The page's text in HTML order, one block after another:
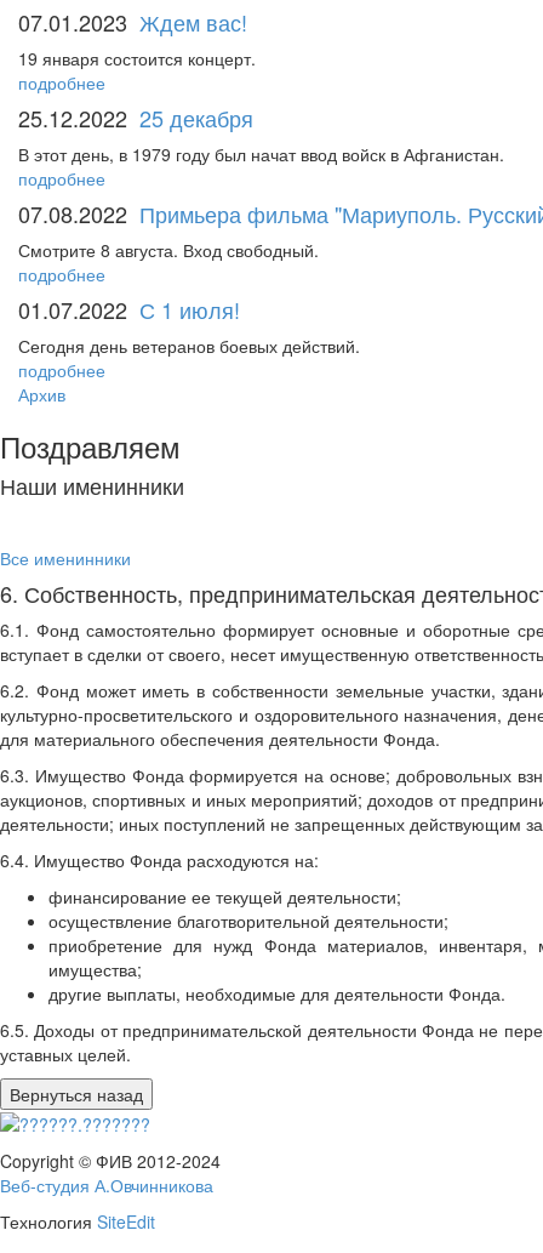
07.01.2023 Ждем вас!
19 января состоится концерт.
подробнее
25.12.2022 25 декабря
В этот день, в 1979 году был начат ввод войск в Афганистан.
подробнее
07.08.2022 Примьера фильма "Мариуполь.
Смотрите 8 августа. Вход свободный.
подробнее
01.07.2022 С 1 июля!
Сегодня день ветеранов боевых действий.
подробнее
Архив
Поздравляем
Наши именинники
Все именинники
6. Собственность, предпринимательская
6.1. Фонд самостоятельно формирует основные и оборотные
вступает в сделки от своего, несет имущественную
6.2. Фонд может иметь в собственности земельные участки,
культурно-просветительского и оздоровительного назначения,
для материального обеспечения деятельности Фонда.
6.3. Имущество Фонда формируется на основе; добровольных
аукционов, спортивных и иных мероприятий; доходов от
деятельности; иных поступлений не запрещенных действующим
6.4. Имущество Фонда расходуются на:
финансирование ее текущей деятельности;
осуществление благотворительной деятельности;
приобретение для нужд Фонда материалов, инвентаря,
имущества;
другие выплаты, необходимые для деятельности Фонда.
6.5. Доходы от предпринимательской деятельности Фонда не
уставных целей.
Copyright © ФИВ 2012-2024
Веб-студия А.Овчинникова
Технология SiteEdit